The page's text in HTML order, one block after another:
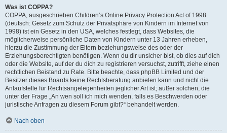
Was ist COPPA?
COPPA, ausgeschrieben Children’s Online Privacy Protection Act of 1998
(deutsch: Gesetz zum Schutz der Privatsphäre von Kindern im Internet von
1998) ist ein Gesetz in den USA, welches festlegt, dass Websites, die
möglicherweise persönliche Daten von Kindern unter 13 Jahren erheben,
hierzu die Zustimmung der Eltern beziehungsweise des oder der
Erziehungsberechtigten benötigen. Wenn du dir unsicher bist, ob dies auf dich
oder die Website, auf der du dich zu registrieren versuchst, zutrifft, ziehe einen
rechtlichen Beistand zu Rate. Bitte beachte, dass phpBB Limited und der
Besitzer dieses Boards keine Rechtsberatung anbieten kann und nicht die
Anlaufstelle für Rechtsangelegenheiten jeglicher Art ist; außer solchen, die
unter der Frage „An wen soll ich mich wenden, falls es Beschwerden oder
juristische Anfragen zu diesem Forum gibt?“ behandelt werden.
Nach oben